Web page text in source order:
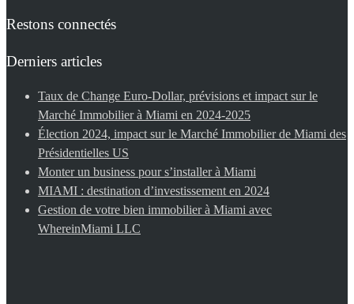
Restons connectés
Derniers articles
Taux de Change Euro-Dollar, prévisions et impact sur le
Marché Immobilier à Miami en 2024-2025
Élection 2024, impact sur le Marché Immobilier de Miami des
Présidentielles US
Monter un business pour s’installer à Miami
MIAMI : destination d’investissement en 2024
Gestion de votre bien immobilier à Miami avec
WhereinMiami LLC